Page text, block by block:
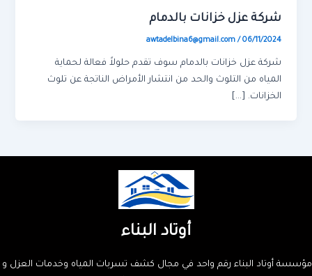
شركة عزل خزانات بالدمام
awtadelbina6@gmail.com/ 06/11/2024
شركة عزل خزانات بالدمام سوف تقدم حلولاً فعالة لحماية
المياه من التلوث والحد من انتشار الأمراض الناتجة عن تلوث
الخزانات. […]
أوتاد البناء
مؤسسة أوتاد البناء رقم واحد في مجال كشف تسربات المياه وخدمات العزل و